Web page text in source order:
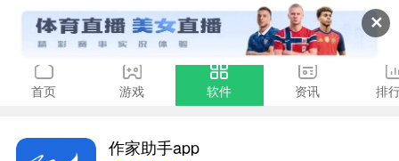
✕
首页 游戏 软件 资讯 排
作家助手app